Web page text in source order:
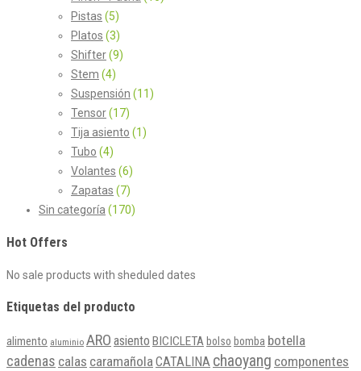
Pistas (5)
Platos (3)
Shifter(9)
Stem (4)
Suspensión (11)
Tensor(17)
Tija asiento (1)
Tubo (4)
Volantes (6)
Zapatas (7)
Sin categoría (170)
Hot Offers
No sale products with sheduled dates
Etiquetas del producto
alimento aluminio ARO asiento BICICLETA bolso bomba botella
cadenas calas caramañola CATALINA chaoyang componentes